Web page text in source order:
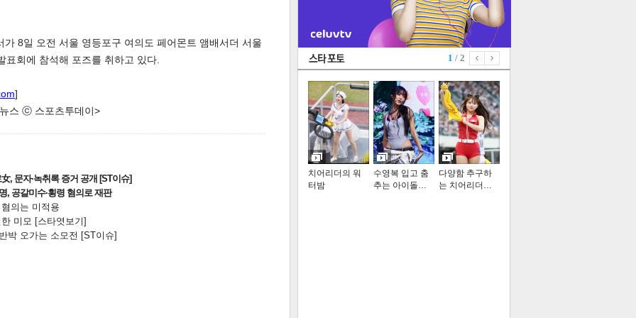
8일 오전 서울 영등포구 여의도 페어몬트 앰배서더 서울
회에 참석해 포즈를 취하고 있다.
]
스 ⓒ 스포츠투데이>
, 문자·녹취록 증거 공개 [ST이슈]
, 공갈미수·횡령 혐의로 재판
의는 미적용
미모 [스타엿보기]
박 오가는 소모전 [ST이슈]
1 / 2
치어리더의 워
터밤
수영복 입고 춤
추는 아이돌…
다양함 추구하
는 치어리더…